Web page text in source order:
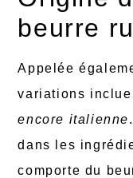
beurre
Appelée
variations
encore italienne
dans les
comporte du